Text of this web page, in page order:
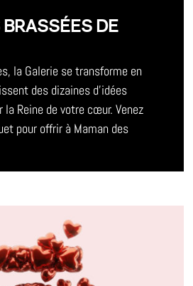
DE
la Galerie se transforme en
des dizaines d’idées
la Reine de votre cœur. Venez
pour offrir à Maman des